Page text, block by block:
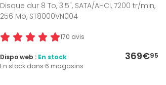
Disque dur 8 To, 3.5", SATA/AHCI, 7200 tr/min,
256 Mo, ST8000VN004
170 avis
369€95
Dispo web : En stock
En stock dans 6 magasins